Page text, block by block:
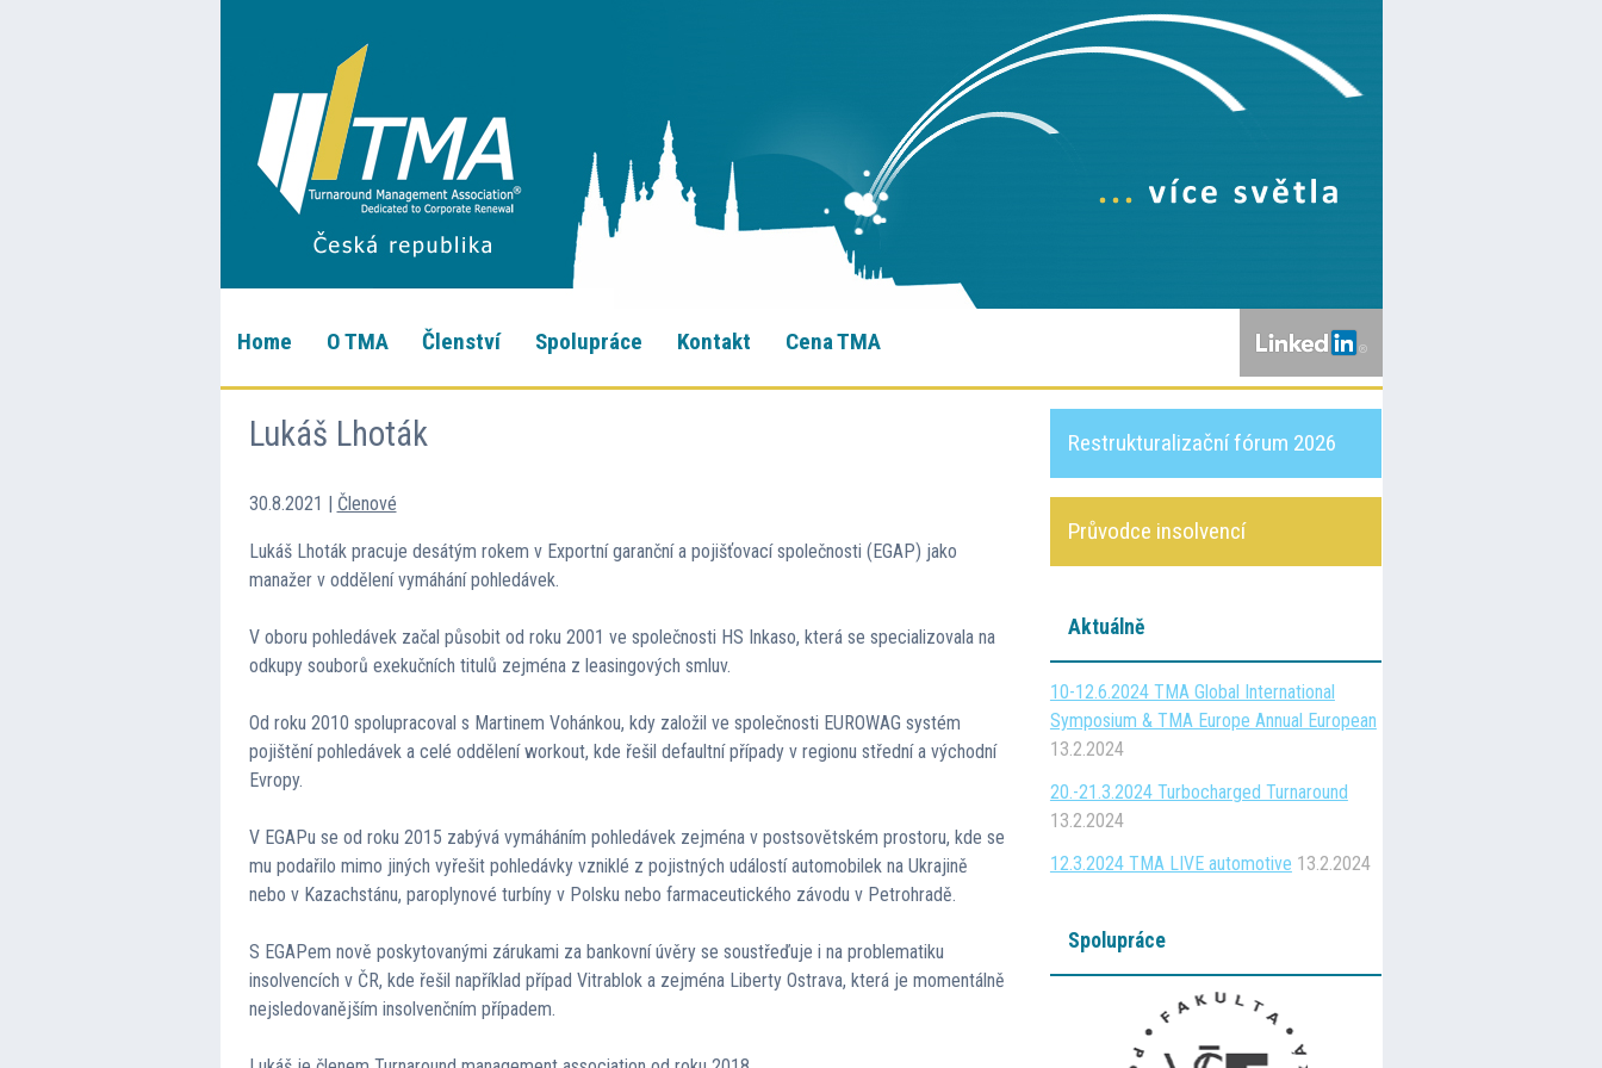
Home O TMA Členství Spolupráce Kontakt Cena TMA
Lukáš Lhoták
30.8.2021 | Členové
Lukáš Lhoták pracuje desátým rokem v Exportní garanční a pojišťovací společnosti (EGAP) jako
manažer v oddělení vymáhání pohledávek.
V oboru pohledávek začal působit od roku 2001 ve společnosti HS Inkaso, která se specializovala na
odkupy souborů exekučních titulů zejména z leasingových smluv.
Od roku 2010 spolupracoval s Martinem Vohánkou, kdy založil ve společnosti EUROWAG systém
pojištění pohledávek a celé oddělení workout, kde řešil defaultní případy v regionu střední a východní
Evropy.
V EGAPu se od roku 2015 zabývá vymáháním pohledávek zejména v postsovětském prostoru, kde se
mu podařilo mimo jiných vyřešit pohledávky vzniklé z pojistných událostí automobilek na Ukrajině
nebo v Kazachstánu, paroplynové turbíny v Polsku nebo farmaceutického závodu v Petrohradě.
S EGAPem nově poskytovanými zárukami za bankovní úvěry se soustřeďuje i na problematiku
insolvencích v ČR, kde řešil například případ Vitrablok a zejména Liberty Ostrava, která je momentálně
nejsledovanějším insolvenčním případem.
Restrukturalizační fórum 2026
Průvodce insolvencí
Aktuálně
10-12.6.2024 TMA Global International
Symposium & TMA Europe Annual European
13.2.2024
20.-21.3.2024 Turbocharged Turnaround
13.2.2024
12.3.2024 TMA LIVE automotive 13.2.2024
Spolupráce